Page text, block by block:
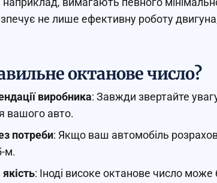
не лише ефективну роботу
октанове число?
виробника: Завжди звертайте
вашого авто.
потреби: Якщо ваш автомобіль
м.
: Іноді високе октанове число